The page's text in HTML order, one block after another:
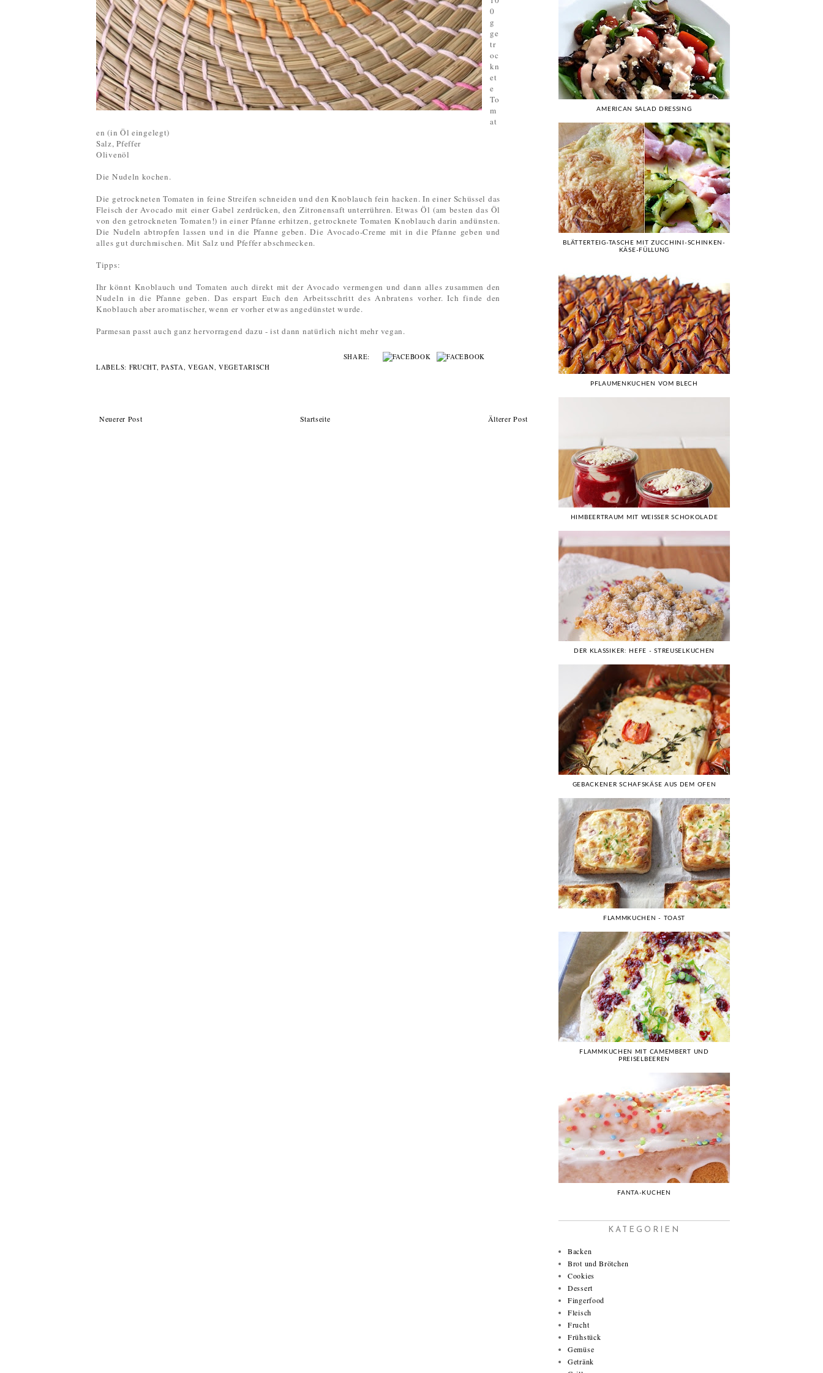
0
g
ge
tr
oc
kn
et
e
To
m
at
en (in Öl eingelegt)
Salz, Pfeffer
Olivenöl
Die Nudeln kochen.
Die getrockneten Tomaten in feine Streifen schneiden und den Knoblauch fein hacken. In einer Schüssel das
Fleisch der Avocado mit einer Gabel zerdrücken, den Zitronensaft unterrühren. Etwas Öl (am besten das Öl
von den getrockneten Tomaten!) in einer Pfanne erhitzen, getrocknete Tomaten Knoblauch darin andünsten.
Die Nudeln abtropfen lassen und in die Pfanne geben. Die Avocado-Creme mit in die Pfanne geben und
alles gut durchmischen. Mit Salz und Pfeffer abschmecken.
Tipps:
Ihr könnt Knoblauch und Tomaten auch direkt mit der Avocado vermengen und dann alles zusammen den
Nudeln in die Pfanne geben. Das erspart Euch den Arbeitsschritt des Anbratens vorher. Ich finde den
Knoblauch aber aromatischer, wenn er vorher etwas angedünstet wurde.
Parmesan passt auch ganz hervorragend dazu - ist dann natürlich nicht mehr vegan.
SHARE:
LABELS: FRUCHT,PASTA,VEGAN,VEGETARISCH
Neuerer Post Älterer Post
Startseite
AMERICAN SALAD DRESSING
BLÄTTERTEIG-TASCHE MIT ZUCCHINI-SCHINKEN-
KÄSE-FÜLLUNG
PFLAUMENKUCHEN VOM BLECH
HIMBEERTRAUM MIT WEISSER SCHOKOLADE
DER KLASSIKER: HEFE - STREUSELKUCHEN
GEBACKENER SCHAFSKÄSE AUS DEM OFEN
FLAMMKUCHEN - TOAST
FLAMMKUCHEN MIT CAMEMBERT UND
PREISELBEEREN
FANTA-KUCHEN
KATEGORIEN
Backen
Brot und Brötchen
Cookies
Dessert
Fingerfood
Fleisch
Frucht
Frühstück
Gemüse
Getränk